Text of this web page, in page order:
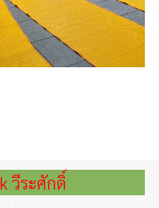
ภาฯ) ยามยาก ร่วมถวายความอาลัย เ
รรยายพิเศษ เรื่อง "ประเทศไทย ยินดี
วีระศักดิ์